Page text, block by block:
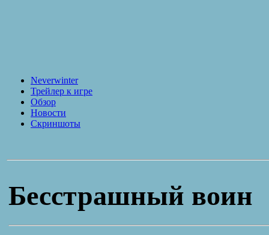
Neverwinter
Трейлер к игре
Обзор
Новости
Скриншоты
Бесстрашный воин